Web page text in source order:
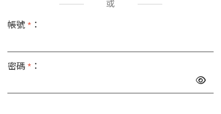
或
帳號 * ：
密碼 * ：